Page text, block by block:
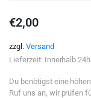
€2,00
zzgl. Versand
Lieferzeit: Innerhalb
Du benötigst eine
Ruf uns an, wir prüfen